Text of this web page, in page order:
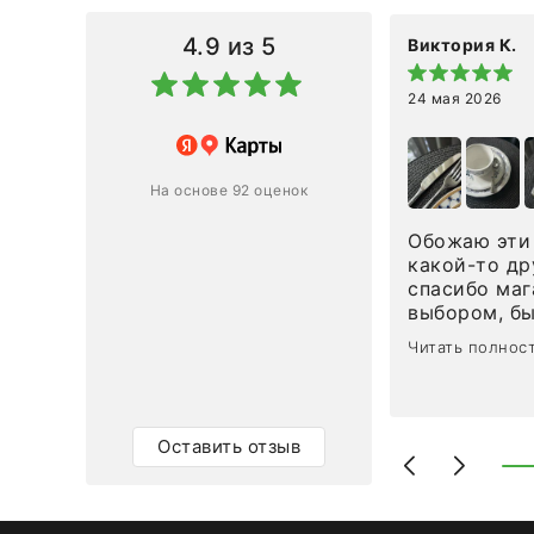
4.9 из 5
На основе 92 оценок
Оставить отзыв
магазину за оперативную
приехал ко мне целым и
Виктория К.
24 мая 2026
Обожаю эти
какой-то
спасибо
выбором,
сервисом.
чайные
доставили
торжеству.
Читать